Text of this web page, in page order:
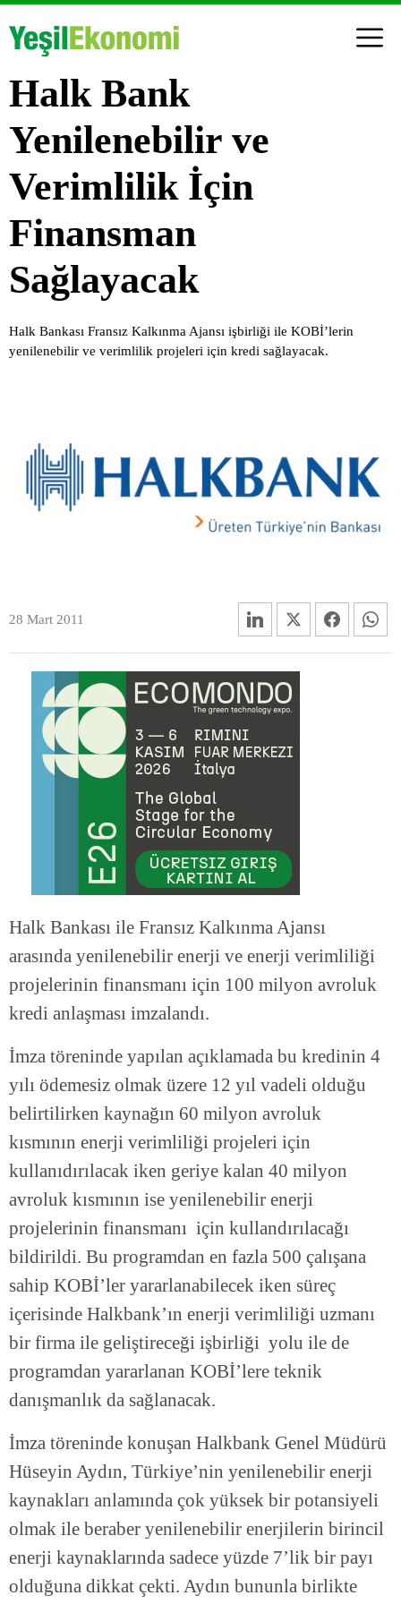
Halk Bank
Yenilenebilir ve
Verimlilik İçin
Finansman
Sağlayacak
Halk Bankası Fransız Kalkınma Ajansı işbirliği ile KOBİ’lerin
yenilenebilir ve verimlilik projeleri için kredi sağlayacak.
28 Mart 2011
Halk Bankası ile Fransız Kalkınma Ajansı
arasında yenilenebilir enerji ve enerji verimliliği
projelerinin finansmanı için 100 milyon avroluk
kredi anlaşması imzalandı.
İmza töreninde yapılan açıklamada bu kredinin 4
yılı ödemesiz olmak üzere 12 yıl vadeli olduğu
belirtilirken kaynağın 60 milyon avroluk
kısmının enerji verimliliği projeleri için
kullanıdırılacak iken geriye kalan 40 milyon
avroluk kısmının ise yenilenebilir enerji
projelerinin finansmanı için kullandırılacağı
bildirildi. Bu programdan en fazla 500 çalışana
sahip KOBİ’ler yararlanabilecek iken süreç
içerisinde Halkbank’ın enerji verimliliği uzmanı
bir firma ile geliştireceği işbirliği yolu ile de
programdan yararlanan KOBİ’lere teknik
danışmanlık da sağlanacak.
İmza töreninde konuşan Halkbank Genel Müdürü
Hüseyin Aydın, Türkiye’nin yenilenebilir enerji
kaynakları anlamında çok yüksek bir potansiyeli
olmak ile beraber yenilenebilir enerjilerin birincil
enerji kaynaklarında sadece yüzde 7’lik bir payı
olduğuna dikkat çekti. Aydın bununla birlikte